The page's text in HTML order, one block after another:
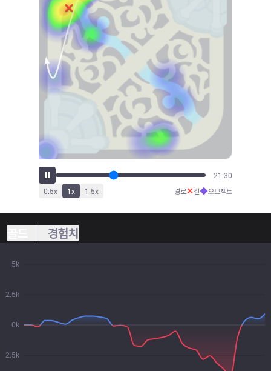
23:50
0.5x 1x 1.5x 경로✕킬◆오브젝트
경험치
2.5k
0k
2.5k
5k